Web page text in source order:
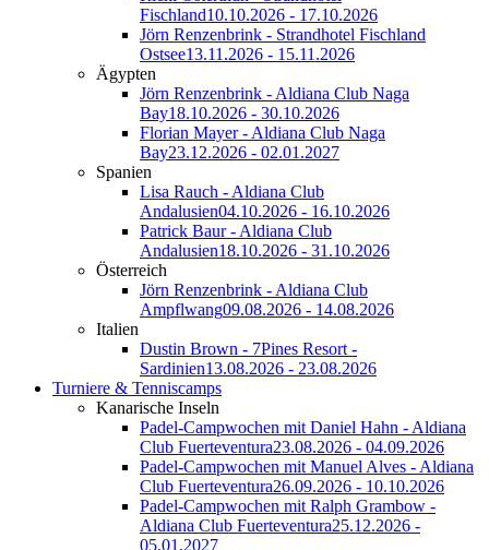
Fischland10.10.2026 - 17.10.2026
Jörn Renzenbrink - Strandhotel Fischland
Ostsee13.11.2026 - 15.11.2026
Ägypten
Jörn Renzenbrink - Aldiana Club Naga
Bay18.10.2026 - 30.10.2026
Florian Mayer - Aldiana Club Naga
Bay23.12.2026 - 02.01.2027
Spanien
Lisa Rauch - Aldiana Club
Andalusien04.10.2026 - 16.10.2026
Patrick Baur - Aldiana Club
Andalusien18.10.2026 - 31.10.2026
Österreich
Jörn Renzenbrink - Aldiana Club
Ampflwang09.08.2026 - 14.08.2026
Italien
Dustin Brown - 7Pines Resort -
Sardinien13.08.2026 - 23.08.2026
Turniere & Tenniscamps
Kanarische Inseln
Padel-Campwochen mit Daniel Hahn - Aldiana
Club Fuerteventura23.08.2026 - 04.09.2026
Padel-Campwochen mit Manuel Alves - Aldiana
Club Fuerteventura26.09.2026 - 10.10.2026
Padel-Campwochen mit Ralph Grambow -
Aldiana Club Fuerteventura25.12.2026 -
05.01.2027